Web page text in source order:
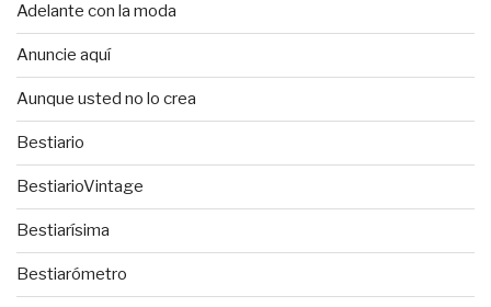
Adelante con la moda
Anuncie aquí
Aunque usted no lo crea
Bestiario
BestiarioVintage
Bestiarísima
Bestiarómetro